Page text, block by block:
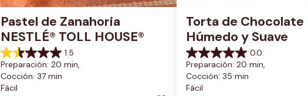
Pastel de Zanahoria
NESTLÉ® TOLL HOUSE®
1.5
1.5
de
5
estrellas.
Preparación: 20 min,
Cocción: 37 min
Fácil
Torta de Chocolate
Húmedo y Suave
0.0
0.0
de
5
estrellas.
Preparación: 20 min,
Cocción: 35 min
Fácil